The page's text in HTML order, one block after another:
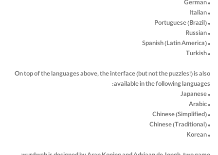
• German
• Italian
• Portuguese (Brazil)
• Russian
• Spanish (Latin America)
• Turkish
On top of the languages above, the interface (but not the puzzles!) is also
available in the following languages:
• Japanese
• Arabic
• Chinese (Simplified)
• Chinese (Traditional)
• Korean